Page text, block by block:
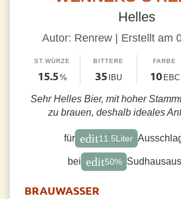
Helles
Autor: Renrew | Erstellt am
ST.WÜRZE
15.5 %
BITTERE
35 IBU
FARBE
10 EBC
Sehr Helles Bier, mit hoher
zu brauen, deshalb ideales
für edit11.5Liter
bei edit50%
BRAUWASSER